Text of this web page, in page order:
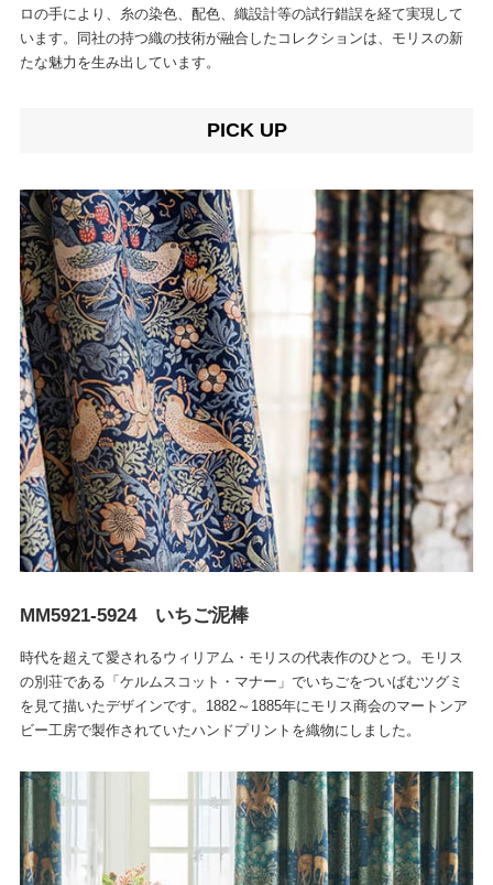
ロの手により、糸の染色、配色、織設計等の試行錯誤を経て実現して
います。同社の持つ織の技術が融合したコレクションは、モリスの新
たな魅力を生み出しています。
PICK UP
MM5921-5924 いちご泥棒
時代を超えて愛されるウィリアム・モリスの代表作のひとつ。モリス
の別荘である「ケルムスコット・マナー」でいちごをついばむツグミ
を見て描いたデザインです。1882～1885年にモリス商会のマートンア
ビー工房で製作されていたハンドプリントを織物にしました。